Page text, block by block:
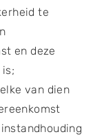
te
en deze
van dien